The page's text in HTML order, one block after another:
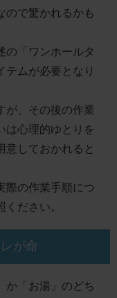
ので驚かれるかも
の「ワンホールタ
テムが必要となり
が、その後の作業
は心理的ゆとりを
意 しておかれると
際の作業手順につ
ください。
が命
か「お湯」のどち